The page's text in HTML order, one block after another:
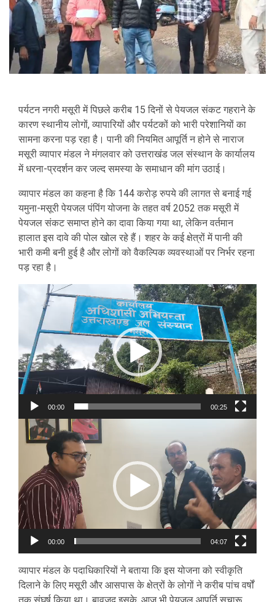
पर्यटन नगरी मसूरी में पिछले करीब 15 दिनों से पेयजल संकट गहराने के
कारण स्थानीय लोगों, व्यापारियों और पर्यटकों को भारी परेशानियों का
सामना करना पड़ रहा है। पानी की नियमित आपूर्ति न होने से नाराज
मसूरी व्यापार मंडल ने मंगलवार को उत्तराखंड जल संस्थान के कार्यालय
में धरना-प्रदर्शन कर जल्द समस्या के समाधान की मांग उठाई।
व्यापार मंडल का कहना है कि 144 करोड़ रुपये की लागत से बनाई गई
यमुना-मसूरी पेयजल पंपिंग योजना के तहत वर्ष 2052 तक मसूरी में
पेयजल संकट समाप्त होने का दावा किया गया था, लेकिन वर्तमान
हालात इस दावे की पोल खोल रहे हैं। शहर के कई क्षेत्रों में पानी की
भारी कमी बनी हुई है और लोगों को वैकल्पिक व्यवस्थाओं पर निर्भर रहना
पड़ रहा है।
Player
00:00 00:25
Video
Player
00:00 04:07
व्यापार मंडल के पदाधिकारियों ने बताया कि इस योजना को स्वीकृति
दिलाने के लिए मसूरी और आसपास के क्षेत्रों के लोगों ने करीब पांच वर्षों
तक संघर्ष किया था। बावजूद इसके, आज भी पेयजल आपूर्ति सुचारू